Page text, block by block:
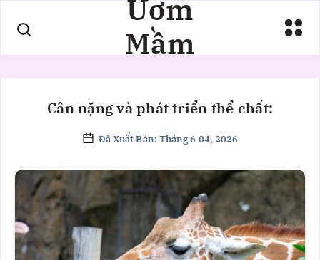
Ươm
Mầm
Cân nặng và phát triển thể chất:
Đã Xuất Bản: Tháng 6 04, 2026